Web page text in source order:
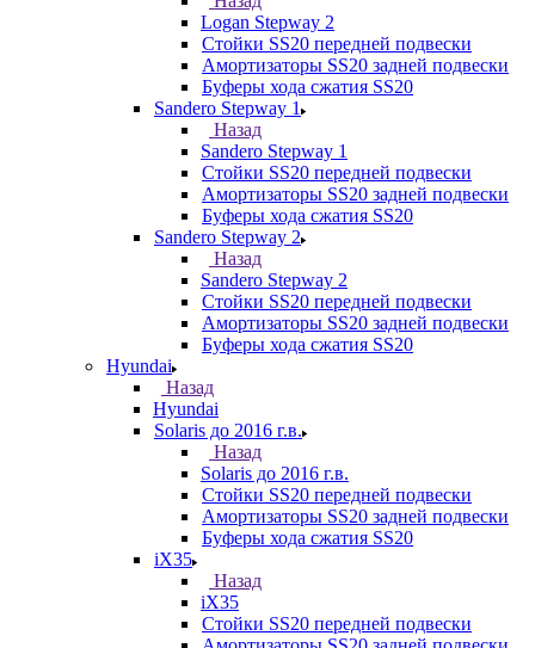
Logan Stepway 2
Стойки SS20 передней подвески
Амортизаторы SS20 задней подвески
Буферы хода сжатия SS20
Sandero Stepway 1
Назад
Sandero Stepway 1
Стойки SS20 передней подвески
Амортизаторы SS20 задней подвески
Буферы хода сжатия SS20
Sandero Stepway 2
Назад
Sandero Stepway 2
Стойки SS20 передней подвески
Амортизаторы SS20 задней подвески
Буферы хода сжатия SS20
Hyundai
Назад
Hyundai
Solaris до 2016 г.в.
Назад
Solaris до 2016 г.в.
Стойки SS20 передней подвески
Амортизаторы SS20 задней подвески
Буферы хода сжатия SS20
iX35
Назад
iX35
Стойки SS20 передней подвески